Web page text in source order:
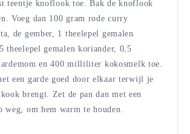
teentje knoflook toe. Bak de knoflook
Voeg dan 100 gram rode curry
de gember, 1 theelepel gemalen
theelepel gemalen koriander, 0,5
en 400 milliliter kokosmelk toe.
een garde goed door elkaar terwijl je
brengt. Zet de pan dan met een
weg, om hem warm te houden.